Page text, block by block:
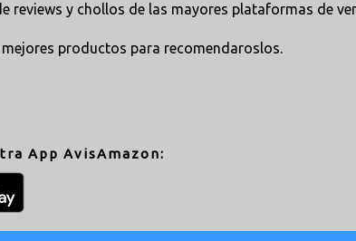
reviews y chollos de las mayores plataformas de
productos para recomendaroslos.
App AvisAmazon: